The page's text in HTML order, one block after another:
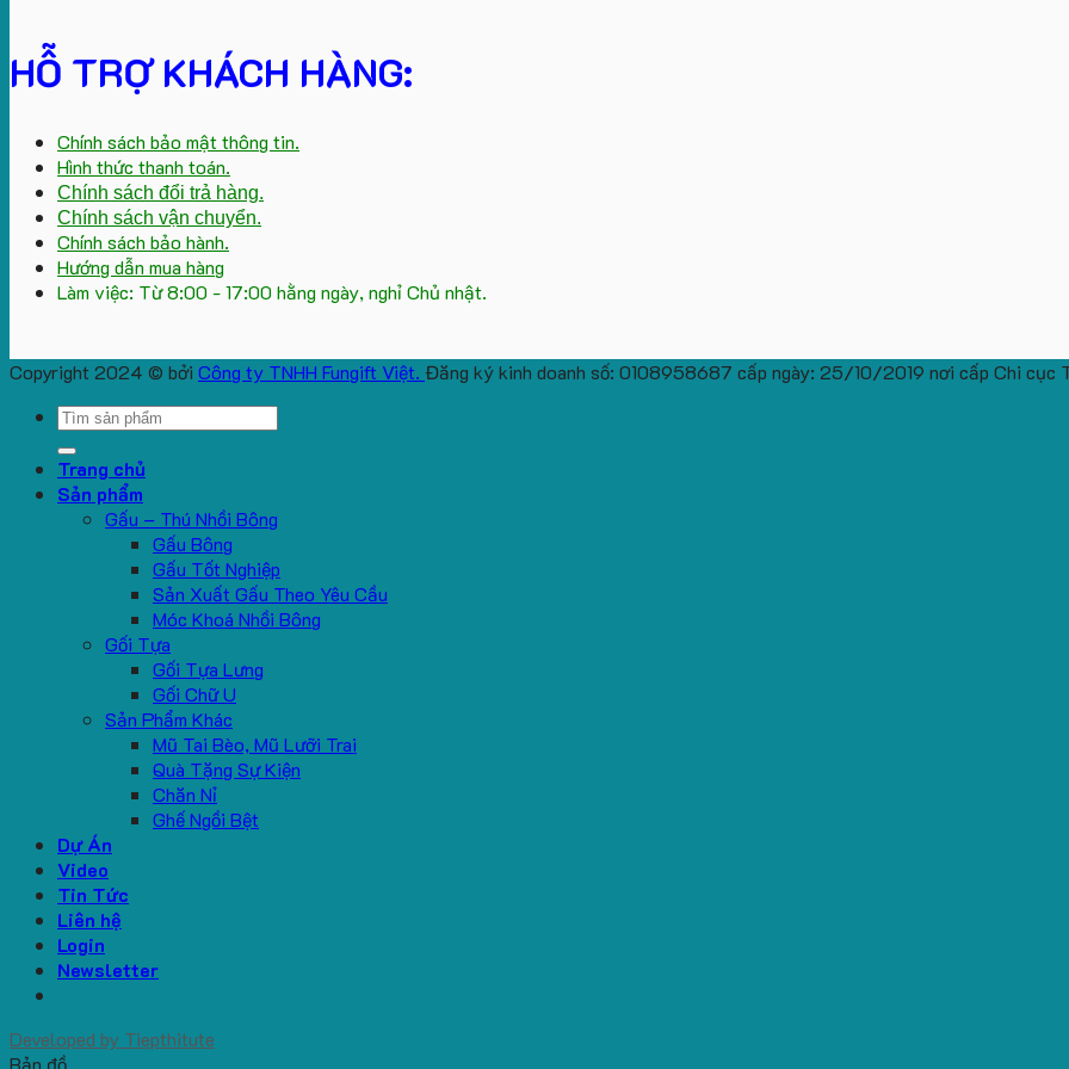
HỖ TRỢ KHÁCH HÀNG:
Chính sách bảo mật thông tin.
Hình thức thanh toán.
Chính sách đổi trả hàng.
Chính sách vận chuyển.
Chính sách bảo hành.
Hướng dẫn mua hàng
Làm việc: Từ 8:00 - 17:00 hằng ngày, nghỉ Chủ nhật.
Copyright 2024 © bởi Công ty TNHH Fungift Việt. Đăng ký kinh doanh số: 0108958687 cấp ngày: 25/10/2019 nơi cấp Chi cục
Search
Trang chủ
Sản phẩm
Gấu – Thú Nhồi Bông
Gấu Bông
Gấu Tốt Nghiệp
Sản Xuất Gấu Theo Yêu Cầu
Móc Khoá Nhồi Bông
Gối Tựa
Gối Tựa Lưng
Gối Chữ U
Sản Phẩm Khác
Mũ Tai Bèo, Mũ Lưỡi Trai
Quà Tặng Sự Kiện
Chăn Nỉ
Ghế Ngồi Bệt
Dự Án
Video
Tin Tức
Liên hệ
Login
Newsletter
Developed by Tiepthitute